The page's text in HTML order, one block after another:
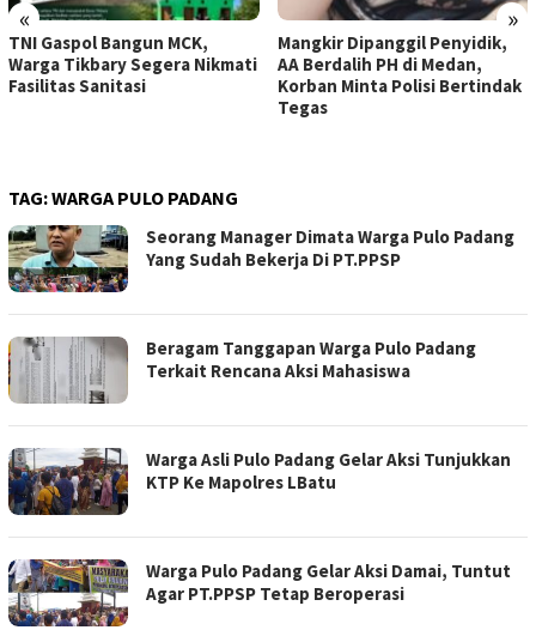
« »
TNI Gaspol Bangun MCK,
Warga Tikbary Segera Nikmati
Fasilitas Sanitasi
Mangkir Dipanggil Penyidik,
AA Berdalih PH di Medan,
Korban Minta Polisi Bertindak
Tegas
TAG:WARGA PULO PADANG
Seorang Manager Dimata Warga Pulo Padang
Yang Sudah Bekerja Di PT.PPSP
Beragam Tanggapan Warga Pulo Padang
Terkait Rencana Aksi Mahasiswa
Warga Asli Pulo Padang Gelar Aksi Tunjukkan
KTP Ke Mapolres LBatu
Warga Pulo Padang Gelar Aksi Damai, Tuntut
Agar PT.PPSP Tetap Beroperasi